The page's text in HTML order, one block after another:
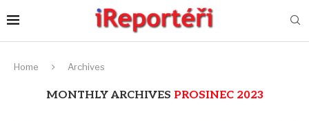
Home Archives
MONTHLY ARCHIVES PROSINEC 2023